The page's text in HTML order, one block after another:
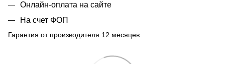
Онлайн-оплата на сайте
На счет ФОП
Гарантия от производителя 12 месяцев